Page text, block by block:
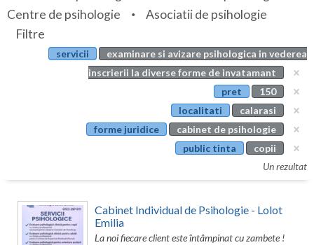
Bistrita-Nasaud
Botosani
Calarasi
Caras-Severin
Cluj
Articole
Evenimente
Centre de psihologie
Asociatii de psihologie
Filtre
servicii
examinare si avizare psihologica in vederea
inscrierii la diverse forme de invatamant
pret
150
localitati
calarasi
forme juridice
cabinet de psihologie
public tinta
copii
Un rezultat
Cabinet Individual de Psihologie - Lolot
Emilia
La noi fiecare client este întâmpinat cu zambete !